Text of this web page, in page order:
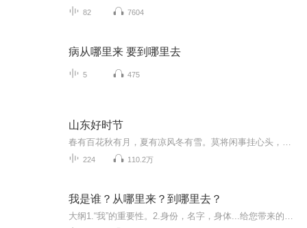
82 7604
病从哪里来 要到哪里去
5 475
山东好时节
224 110.2万
我是谁？从哪里来？到哪里去？